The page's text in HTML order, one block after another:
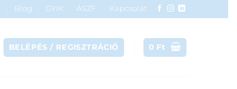
Blog GYIK ÁSZF
Kapcsolat
BELÉPÉS / REGISZTRÁCIÓ 0 Ft